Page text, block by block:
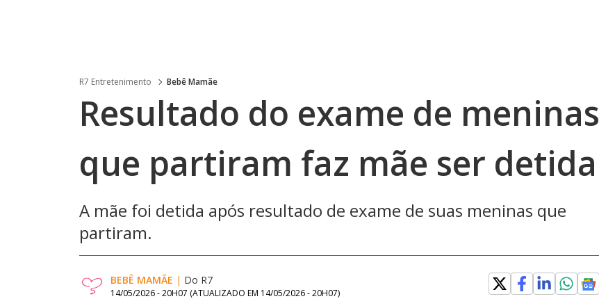
R7 Entretenimento Bebê Mamãe
Resultado do exame de meninas
que partiram faz mãe ser detida
A mãe foi detida após resultado de exame de suas meninas que
partiram.
BEBÊ MAMÃE | Do R7
14/05/2026 - 20H07 (ATUALIZADO EM 14/05/2026 - 20H07)